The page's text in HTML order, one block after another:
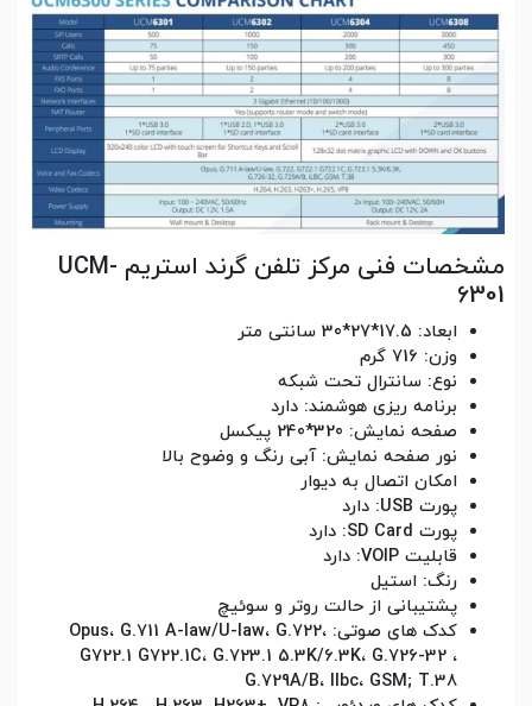
مشخصات فنی مرکز تلفن گرند استریم UCM-
6301
ابعاد: 17.5*27*30 سانتی متر
وزن: 716 گرم
نوع: سانترال تحت شبکه
برنامه ریزی هوشمند: دارد
صفحه نمایش: 320*240 پیکسل
نور صفحه نمایش: آبی رنگ و وضوح بالا
امکان اتصال به دیوار
پورت USB: دارد
پورت SD Card: دارد
قابلیت VOIP: دارد
رنگ: استیل
پشتیبانی از حالت روتر و سوئیچ
کدک های صوتی: Opus، G.711 A-law/U-law، G.722،
G722.1 G722.1C، G.723.1 5.3K/6.3K، G.726-32 ،
G.729A/B، Ilbc، GSM; T.38